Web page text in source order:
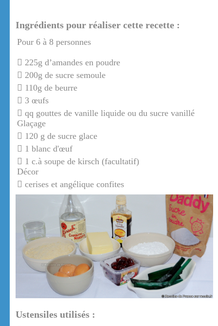
Ingrédients pour réaliser cette recette :
Pour 6 à 8 personnes
225g d’amandes en poudre
200g de sucre semoule
110g de beurre
3 œufs
qq gouttes de vanille liquide ou du sucre vanillé
Glaçage
120 g de sucre glace
1 blanc d'œuf
1 c.à soupe de kirsch (facultatif)
Décor
cerises et angélique confites
Ustensiles utilisés :